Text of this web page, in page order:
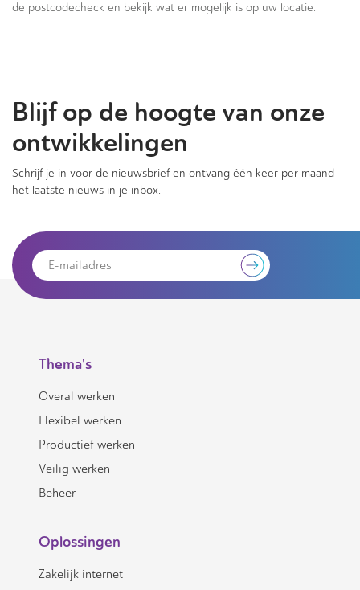
de postcodecheck en bekijk wat er mogelijk is op uw locatie.
Blijf op de hoogte van onze
ontwikkelingen
Schrijf je in voor de nieuwsbrief en ontvang één keer per maand
het laatste nieuws in je inbox.
Thema's
Overal werken
Flexibel werken
Productief werken
Veilig werken
Beheer
Oplossingen
Zakelijk internet